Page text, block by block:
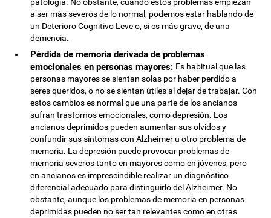
a ser más severos de lo normal, podemos estar hablando de
un Deterioro Cognitivo Leve o, si es más grave, de una
demencia.
Pérdida de memoria derivada de problemas
emocionales en personas mayores: Es habitual que las
personas mayores se sientan solas por haber perdido a
seres queridos, o no se sientan útiles al dejar de trabajar. Con
estos cambios es normal que una parte de los ancianos
sufran trastornos emocionales, como depresión. Los
ancianos deprimidos pueden aumentar sus olvidos y
confundir sus síntomas con Alzheimer u otro problema de
memoria. La depresión puede provocar problemas de
memoria severos tanto en mayores como en jóvenes, pero
en ancianos es imprescindible realizar un diagnóstico
diferencial adecuado para distinguirlo del Alzheimer. No
obstante, aunque los problemas de memoria en personas
deprimidas pueden no ser tan relevantes como en otras